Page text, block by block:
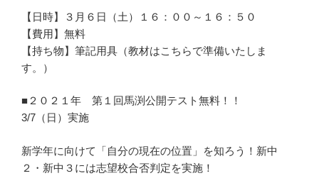
【日時】３月６日（土）１６：００～１６：５０
【費用】無料
【持ち物】筆記用具（教材はこちらで準備いたしま
す。）
■２０２１年 第１回馬渕公開テスト無料！！
3/7（日）実施
新学年に向けて「自分の現在の位置」を知ろう！新中
２・新中３には志望校合否判定を実施！